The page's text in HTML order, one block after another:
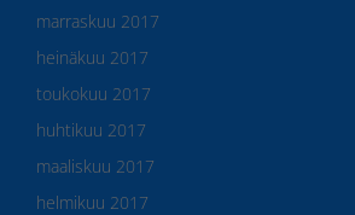
marraskuu 2017
heinäkuu 2017
toukokuu 2017
huhtikuu 2017
maaliskuu 2017
helmikuu 2017